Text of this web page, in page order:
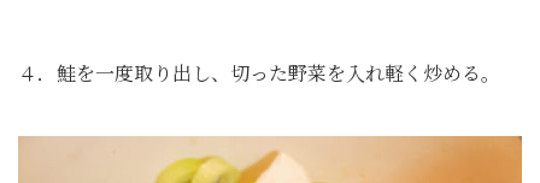
４．鮭を一度取り出し、切った野菜を入れ軽く炒める。